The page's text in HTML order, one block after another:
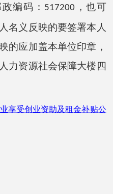
政编码： 517200 ，也可
名义反映的要签署本人
的应加盖本单位印章，
力资源社会保障大楼四
享受创业资助及租金补贴公